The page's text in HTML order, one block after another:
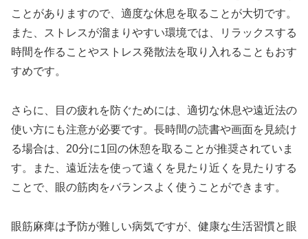
ことがありますので、適度な休息を取ることが大切です。
また、ストレスが溜まりやすい環境では、リラックスする
時間を作ることやストレス発散法を取り入れることもおす
すめです。
さらに、目の疲れを防ぐためには、適切な休息や遠近法の
使い方にも注意が必要です。長時間の読書や画面を見続け
る場合は、20分に1回の休憩を取ることが推奨されていま
す。また、遠近法を使って遠くを見たり近くを見たりする
ことで、眼の筋肉をバランスよく使うことができます。
眼筋麻痺は予防が難しい病気ですが、健康な生活習慣と眼